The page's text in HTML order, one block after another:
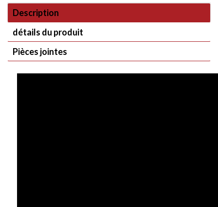
Description
détails du produit
Pièces jointes